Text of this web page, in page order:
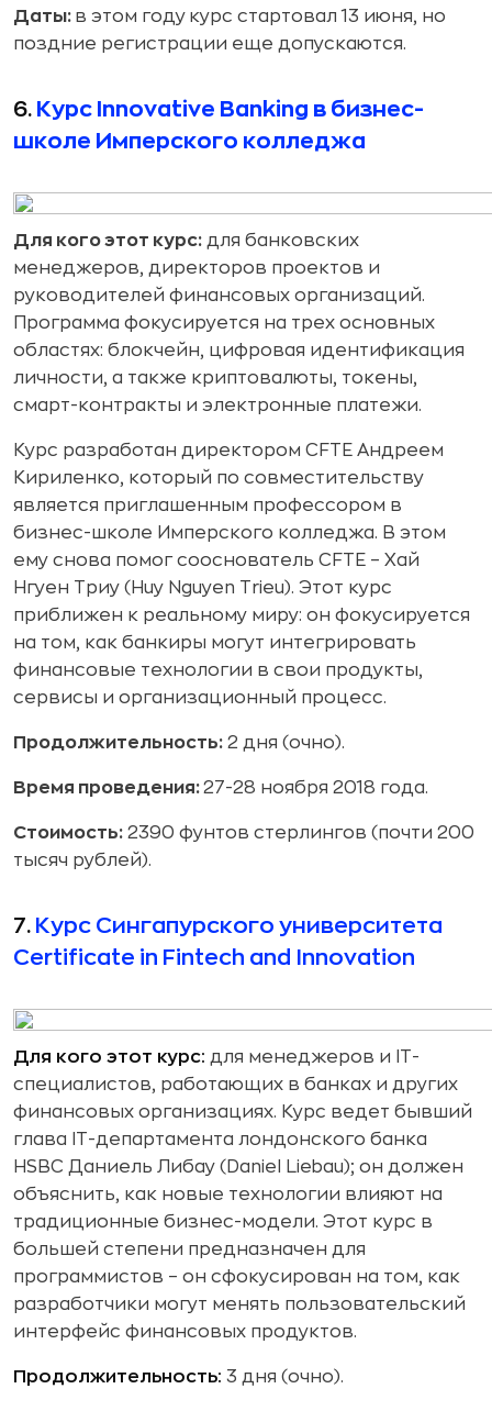
Даты: в этом году курс стартовал 13 июня, но
поздние регистрации еще допускаются.
6. Курс Innovative Banking в бизнес-
школе Имперского колледжа
Для кого этот курс: для банковских
менеджеров, директоров проектов и
руководителей финансовых организаций.
Программа фокусируется на трех основных
областях: блокчейн, цифровая идентификация
личности, а также криптовалюты, токены,
смарт-контракты и электронные платежи.
Курс разработан директором СFTE Андреем
Кириленко, который по совместительству
является приглашенным профессором в
бизнес-школе Имперского колледжа. В этом
ему снова помог сооснователь CFTE – Хай
Нгуен Триу (Huy Nguyen Trieu). Этот курс
приближен к реальному миру: он фокусируется
на том, как банкиры могут интегрировать
финансовые технологии в свои продукты,
сервисы и организационный процесс.
Продолжительность: 2 дня (очно).
Время проведения:27-28 ноября 2018 года.
Стоимость: 2390 фунтов стерлингов (почти 200
тысяч рублей).
7. Курс Сингапурского университета
Certificate in Fintech and Innovation
Для кого этот курс: для менеджеров и IT-
специалистов, работающих в банках и других
финансовых организациях. Курс ведет бывший
глава IT-департамента лондонского банка
HSBC Даниель Либау (Daniel Liebau); он должен
объяснить, как новые технологии влияют на
традиционные бизнес-модели. Этот курс в
большей степени предназначен для
программистов – он сфокусирован на том, как
разработчики могут менять пользовательский
интерфейс финансовых продуктов.
Продолжительность: 3 дня (очно).